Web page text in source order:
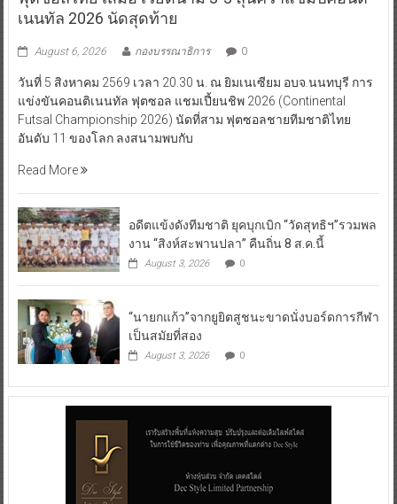
เนนทัล 2026 นัดสุดท้าย
August 6, 2026 กองบรรณาธิการ 0
วันที่ 5 สิงหาคม 2569 เวลา 20.30 น. ณ ยิมเนเซียม อบจ.นนทบุรี การ
แข่งขันคอนติเนนทัล ฟุตซอล แชมเปี้ยนชิพ 2026 (Continental
Futsal Championship 2026) นัดที่สาม ฟุตซอลชายทีมชาติไทย
อันดับ 11 ของโลก ลงสนามพบกับ
Read More
อดีตแข้งดังทีมชาติ ยุคบุกเบิก “วัดสุทธิฯ”รวมพล
งาน “สิงห์สะพานปลา” คืนถิ่น 8 ส.ค.นี้
August 3, 2026 0
“นายกแก้ว”จากยูยิตสูชนะขาดนั่งบอร์ดการกีฬา
เป็นสมัยที่สอง
August 3, 2026 0